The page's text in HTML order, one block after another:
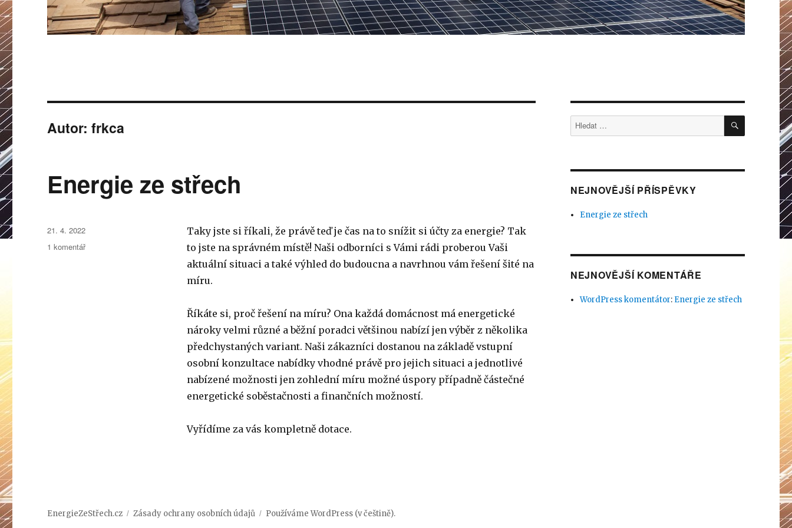
Autor:frkca
Energie ze střech
Taky jste si říkali, že právě teď je čas na to snížit si účty za energie? Tak
to jste na správném místě! Naši odborníci s Vámi rádi proberou Vaši
aktuální situaci a také výhled do budoucna a navrhnou vám řešení šité na
míru.
Říkáte si, proč řešení na míru? Ona každá domácnost má energetické
nároky velmi různé a běžní poradci většinou nabízí jen výběr z několika
předchystaných variant. Naši zákazníci dostanou na základě vstupní
osobní konzultace nabídky vhodné právě pro jejich situaci a jednotlivé
nabízené možnosti jen zohlední míru možné úspory případně částečné
energetické soběstačnosti a finančních možností.
Vyřídíme za vás kompletně dotace.
Publikováno:
21. 4. 2022
1 komentářu
Hledat: HLEDÁNÍ
NEJNOVĚJŠÍ PŘÍSPĚVKY
Energie ze střech
NEJNOVĚJŠÍ KOMENTÁŘE
WordPress komentátor: Energie ze střech
EnergieZeStřech.cz Zásady ochrany osobních údajů Používáme WordPress (v češtině).